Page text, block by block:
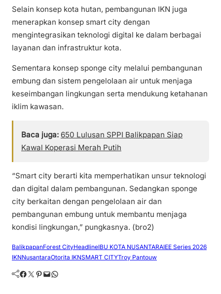
Selain konsep kota hutan, pembangunan IKN juga
menerapkan konsep smart city dengan
mengintegrasikan teknologi digital ke dalam berbagai
layanan dan infrastruktur kota.
Sementara konsep sponge city melalui pembangunan
embung dan sistem pengelolaan air untuk menjaga
keseimbangan lingkungan serta mendukung ketahanan
iklim kawasan.
Baca juga: 650 Lulusan SPPI Balikpapan Siap
Kawal Koperasi Merah Putih
“Smart city berarti kita memperhatikan unsur teknologi
dan digital dalam pembangunan. Sedangkan sponge
city berkaitan dengan pengelolaan air dan
pembangunan embung untuk membantu menjaga
kondisi lingkungan,” pungkasnya. (bro2)
BalikpapanForest CityHeadlineIBU KOTA NUSANTARAIEE Series 2026
IKNNusantaraOtorita IKNSMART CITYTroy Pantouw
Facebook Twitter Pinterest Mail WhatsApp